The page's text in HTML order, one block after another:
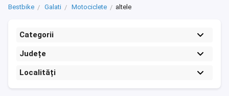
Bestbike Galati Motociclete altele
Categorii
Județe
Localități